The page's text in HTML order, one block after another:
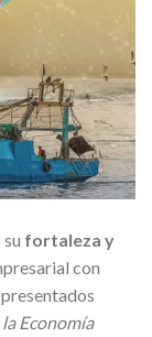
fortaleza y
con
Economía